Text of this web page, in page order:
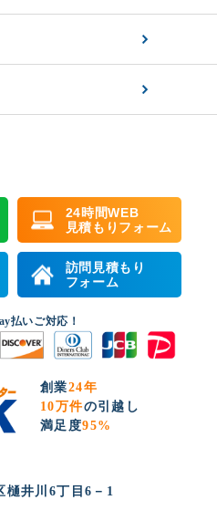
24時間WEB
見積もりフォーム
訪問見積もり
フォーム
払いご対応！
創業24年
10万件の引越し
満足度95%
樋井川6丁目6－1